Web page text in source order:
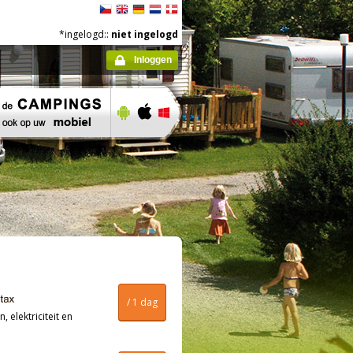
*ingelogd:: niet ingelogd
Inloggen
/ 1 dag
elektriciteit en